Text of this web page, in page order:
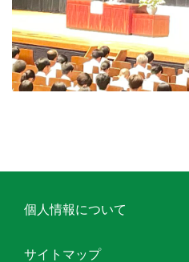
個人情報について
サイトマップ